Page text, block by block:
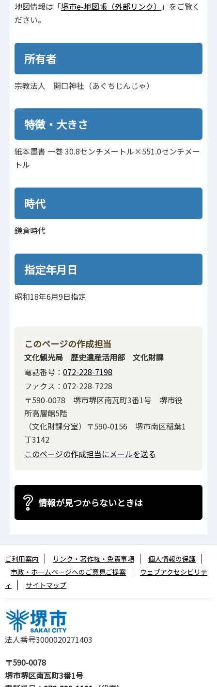
地図情報は「堺市e-地図帳（外部リンク）
」をご覧く
ださい。
所有者
宗教法人 開口神社（あぐちじんじゃ）
特徴・大きさ
紙本墨書 一巻 30.8センチメートル×551.0センチメー
トル
時代
鎌倉時代
指定年月日
昭和18年6月9日指定
このページの作成担当
文化観光局 歴史遺産活用部 文化財課
電話番号： 072-228-7198
ファクス：072-228-7228
〒590-0078 堺市堺区南瓦町3番1号 堺市役
所高層館5階
（文化財課分室）〒590-0156 堺市南区稲葉1
丁3142
このページの作成担当にメールを送る
情報が見つからないときは
法人番号3000020271403
〒590-0078
堺市堺区南瓦町3番1号
ご利用案内 リンク・著作権・免責事項
個人情報の保護
市政・ホームページへのご意見ご提案
ウェブアクセシビリテ
ィ
サイトマップ